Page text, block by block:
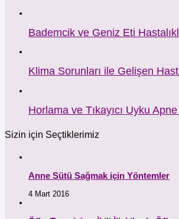
Bademcik ve Geniz Eti
Klima Sorunları ile Gelişen
Horlama ve Tıkayıcı Uyku
Sizin için Seçtiklerimiz
Anne Sütü Sağmak için Yöntemler
4 Mart 2016